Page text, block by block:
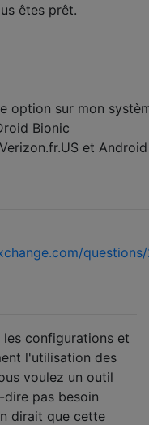
êtes prêt.
option sur mon
Bionic
et Android
configurations et
l'utilisation des
voulez un outil
pas besoin
dirait que cette